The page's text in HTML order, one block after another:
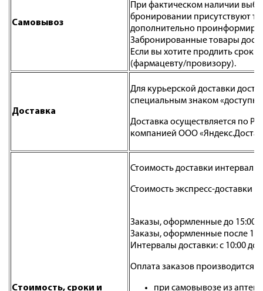
Самовывоз
При фактическом наличии
бронировании присутствуют
дополнительно
Забронированные товары
Если вы хотите продлить срок
(фармацевту/провизору).
Доставка
Для курьерской доставки
специальным знаком «доступна
Доставка осуществляется по
компанией ООО
Стоимость, сроки и
Стоимость доставки
Стоимость экспресс-доставки -
Заказы, оформленные до 15:00,
Заказы, оформленные после
Интервалы доставки: с 10:00 до
Оплата заказов производится:
при самовывозе из